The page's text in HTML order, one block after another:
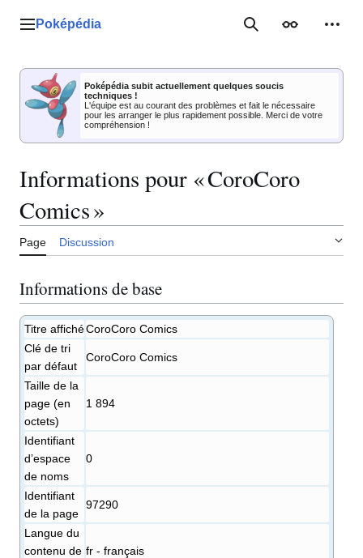
Menu principal
Poképédia RechercherApparence
Poképédia subit actuellement quelques soucis
techniques !
L'équipe est au courant des problèmes et fait le nécessaire
pour les arranger le plus rapidement possible. Merci de votre
compréhension !
Informations pour « CoroCoro
Comics »
Page Discussion
Informations de base
Titre affichéCoroCoro Comics
Clé de tri
par défaut
CoroCoro Comics
Taille de la
page (en
octets)
1 894
Identifiant
dʼespace
de noms
0
Identifiant
de la page
97290
Langue du
contenu de fr - français